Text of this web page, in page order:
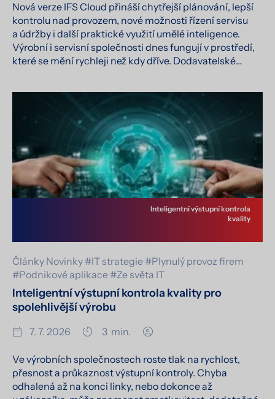
Nová verze IFS Cloud přináší chytřejší plánování, lepší
kontrolu nad provozem, nové možnosti řízení servisu
a údržby i další praktické využití umělé inteligence.
Výrobní i servisní společnosti dnes fungují v prostředí,
které se mění rychleji než kdy dříve. Dodavatelské…
Články Novinky #IT strategie #Plynulý provoz firem
#Podnikové aplikace #Ze světa IT
Inteligentní výstupní kontrola kvality pro
spolehlivější výrobu
7. 7. 2026 3 min.
Ve výrobních společnostech roste tlak na rychlost,
přesnost a průkaznost výstupní kontroly. Chyba
odhalená až na konci linky, nebo dokonce až
Inteligentní výstupní kontrola
kvality